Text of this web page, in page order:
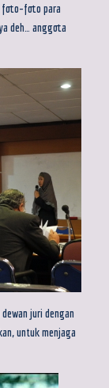
foto-foto para
deh… anggota
juri dengan
untuk menjaga